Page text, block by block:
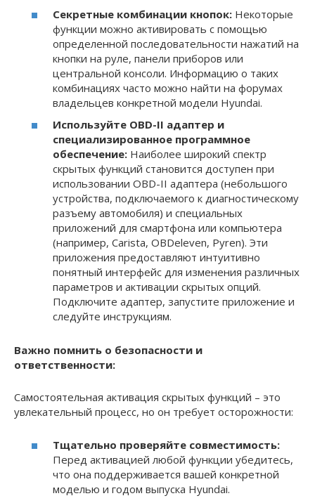
Секретные комбинации кнопок: Некоторые
функции можно активировать с помощью
определенной последовательности нажатий на
кнопки на руле, панели приборов или
центральной консоли. Информацию о таких
комбинациях часто можно найти на форумах
владельцев конкретной модели Hyundai.
Используйте OBD-II адаптер и
специализированное программное
обеспечение: Наиболее широкий спектр
скрытых функций становится доступен при
использовании OBD-II адаптера (небольшого
устройства, подключаемого к диагностическому
разъему автомобиля) и специальных
приложений для смартфона или компьютера
(например, Carista, OBDeleven, Pyren). Эти
приложения предоставляют интуитивно
понятный интерфейс для изменения различных
параметров и активации скрытых опций.
Подключите адаптер, запустите приложение и
следуйте инструкциям.
Важно помнить о безопасности и
ответственности:
Самостоятельная активация скрытых функций – это
увлекательный процесс, но он требует осторожности:
Тщательно проверяйте совместимость:
Перед активацией любой функции убедитесь,
что она поддерживается вашей конкретной
моделью и годом выпуска Hyundai.